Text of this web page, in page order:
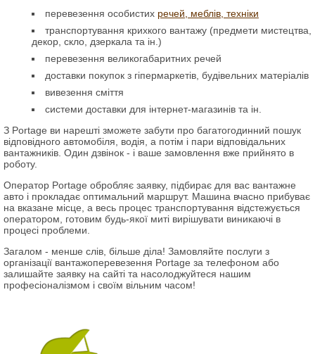
перевезення особистих речей, меблів, техніки
транспортування крихкого вантажу (предмети мистецтва,
декор, скло, дзеркала та ін.)
перевезення великогабаритних речей
доставки покупок з гіпермаркетів, будівельних матеріалів
вивезення сміття
системи доставки для інтернет-магазинів та ін.
З Portage ви нарешті зможете забути про багатогодинний пошук
відповідного автомобіля, водія, а потім і пари відповідальних
вантажників. Один дзвінок - і ваше замовлення вже прийнято в
роботу.
Оператор Рortage обробляє заявку, підбирає для вас вантажне
авто і прокладає оптимальний маршрут. Машина вчасно прибуває
на вказане місце, а весь процес транспортування відстежується
оператором, готовим будь-якої миті вирішувати виникаючі в
процесі проблеми.
Загалом - менше слів, більше діла! Замовляйте послуги з
організації вантажоперевезення Рortage за телефоном або
залишайте заявку на сайті та насолоджуйтеся нашим
професіоналізмом і своїм вільним часом!